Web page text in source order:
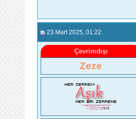
23 Mart 2025 , 01:22
Çevrimdışı
Zeze